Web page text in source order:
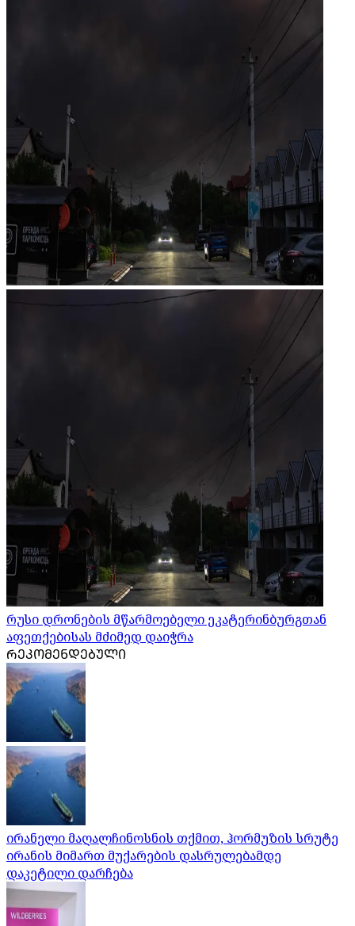
რუსი დრონების მწარმოებელი ეკატერინბურგთან
აფეთქებისას მძიმედ დაიჭრა
ᲠᲔᲙᲝᲛᲔᲜᲓᲔᲑᲣᲚᲘ
ირანელი მაღალჩინოსნის თქმით, ჰორმუზის სრუტე
ირანის მიმართ მუქარების დასრულებამდე
დაკეტილი დარჩება